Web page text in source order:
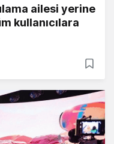
ailesi yerine
kullanıcılara